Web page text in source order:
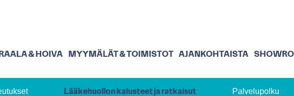
& HOIVA MYYMÄLÄT & TOIMISTOT AJANKOHTAISTA
Lääkehuollon kalusteet ja ratkaisut Palvelupolku